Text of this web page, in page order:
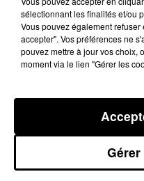
26 juin 2024 - 3 min 18
LES EXPERTS
CASSET
sélectionnant les finalités et/ou
Vous pouvez également
accepter". Vos préférences ne
pouvez mettre à jour vos choix,
moment via le lien "Gérer les